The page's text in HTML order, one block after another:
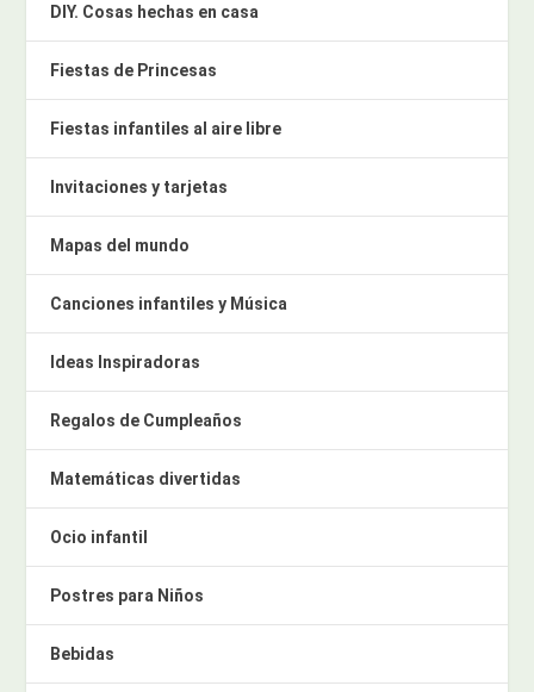
DIY. Cosas hechas en casa
Fiestas de Princesas
Fiestas infantiles al aire libre
Invitaciones y tarjetas
Mapas del mundo
Canciones infantiles y Música
Ideas Inspiradoras
Regalos de Cumpleaños
Matemáticas divertidas
Ocio infantil
Postres para Niños
Bebidas